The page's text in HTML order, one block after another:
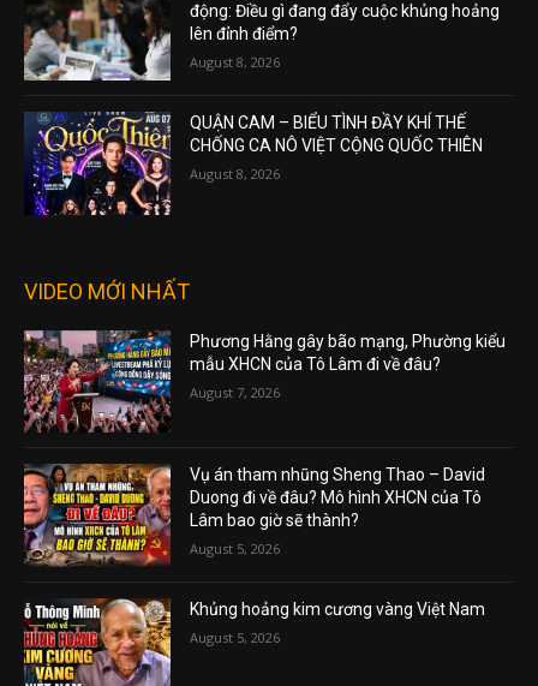
động: Điều gì đang đẩy cuộc khủng hoảng
lên đỉnh điểm?
August 8, 2026
QUẬN CAM – BIỂU TÌNH ĐẦY KHÍ THẾ
CHỐNG CA NÔ VIỆT CỘNG QUỐC THIÊN
August 8, 2026
VIDEO MỚI NHẤT
Phương Hằng gây bão mạng, Phường kiểu
mẫu XHCN của Tô Lâm đi về đâu?
August 7, 2026
Vụ án tham nhũng Sheng Thao – David
Duong đi về đâu? Mô hình XHCN của Tô
Lâm bao giờ sẽ thành?
August 5, 2026
Khủng hoảng kim cương vàng Việt Nam
August 5, 2026